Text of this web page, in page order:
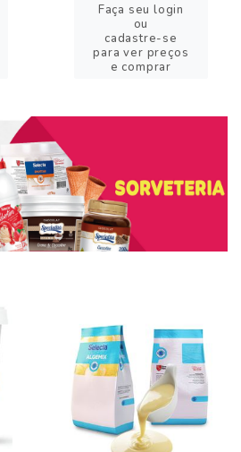
Faça seu login
ou
cadastre-se
para ver preços
e comprar